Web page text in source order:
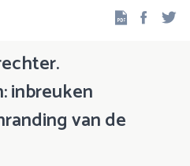
inbreuken
van de